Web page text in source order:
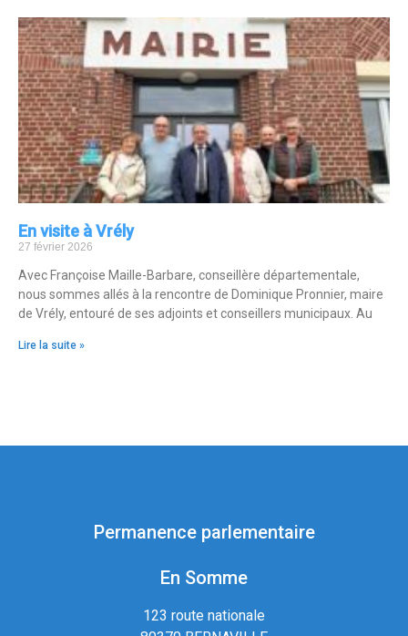
En visite à Vrély
27 février 2026
Avec Françoise Maille-Barbare, conseillère départementale,
nous sommes allés à la rencontre de Dominique Pronnier, maire
de Vrély, entouré de ses adjoints et conseillers municipaux. Au
Lire la suite »
Permanence parlementaire
En Somme
123 route nationale